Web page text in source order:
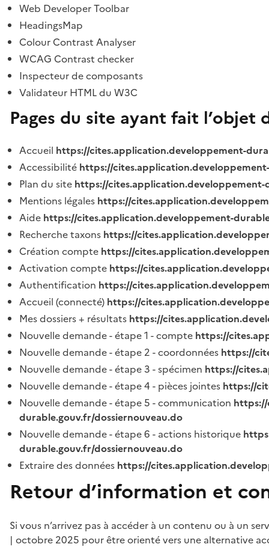
Web Developer Toolbar
HeadingsMap
Colour Contrast Analyser
WCAG Contrast checker
Inspecteur de composants
Validateur HTML du W3C
Pages du site ayant fait
Accueil https://cites.application.developpement-
Accessibilité https://
Plan du site https://
Mentions légales https://
Aide https://cites.application.developpement-
Recherche taxons https://
Création compte https://
Activation compte https://
Authentification https://
Accueil (connecté) https://
Mes dossiers + résultats https://
Nouvelle demande - étape 1 - compte https://
Nouvelle demande - étape 2 - coordonnées https://
Nouvelle demande - étape 3 - spécimen https://
Nouvelle demande - étape 4 - pièces jointes https://
Nouvelle demande - étape 5 - communication
durable.gouv.fr/dossiernouveau.do
Nouvelle demande - étape 6 - actions historique
durable.gouv.fr/dossiernouveau.do
Extraire des données https://
Retour d’information et
Si vous n’arrivez pas à accéder à un contenu ou à un
| octobre 2025 pour être orienté vers une alternative